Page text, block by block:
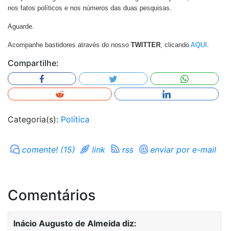
nos fatos políticos e nos números das duas pesquisas.
Aguarde.
Acompanhe bastidores através do nosso TWITTER, clicando AQUI .
Compartilhe:
Categoria(s): Política
comente! (15) link rss enviar por e-mail
Comentários
Inácio Augusto de Almeida diz: